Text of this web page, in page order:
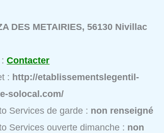
DES METAIRIES, 56130 Nivillac
:Contacter
: http://etablissementslegentil-
solocal.com/
Services de garde : non renseigné
Services ouverte dimanche : non